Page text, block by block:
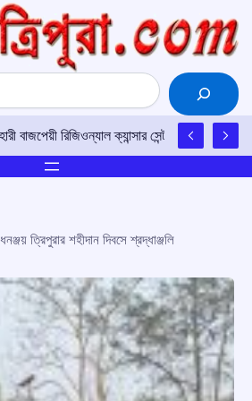
বাজপেয়ী রিজিওন্যাল ক্যান্সার সেন্টারে উত্তর-
ধনঞ্জয় ত্রিপুরার শহীদান দিবসে শ্রদ্ধাঞ্জলি